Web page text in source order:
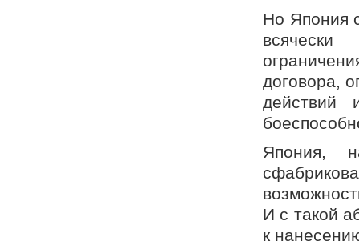
Но Япония
договора,
действий
Япония,
И с такой
к